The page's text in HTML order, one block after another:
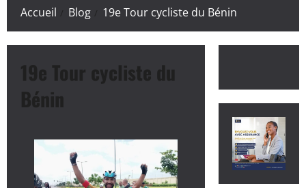
Accueil Blog 19e Tour cycliste du Bénin
19e Tour cycliste du
Bénin